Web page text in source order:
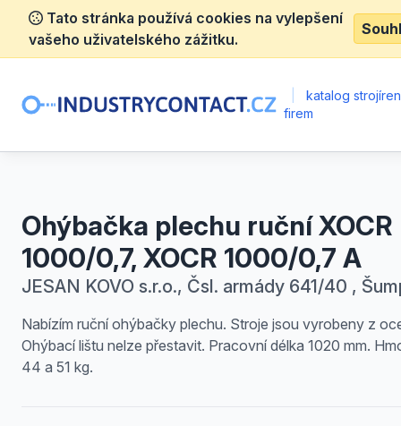
Tato stránka používá cookies na vylepšení
vašeho uživatelského zážitku.
katalog
firem
Ohýbačka plechu ruční XOCR
1000/0,7, XOCR 1000/0,7 A
JESAN KOVO s.r.o., Čsl. armády 641/40 ,
Nabízím ruční ohýbačky plechu. Stroje jsou vyrobeny z
Ohýbací lištu nelze přestavit. Pracovní délka 1020 mm.
44 a 51 kg.